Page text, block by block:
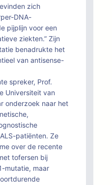
zich
DNA-
pijplijn voor een
ziekten.” Zijn
benadrukte het
van antisense-
spreker, Prof.
Universiteit van
onderzoek naar het
patiënten. Ze
over de recente
tofersen bij
mutatie, maar